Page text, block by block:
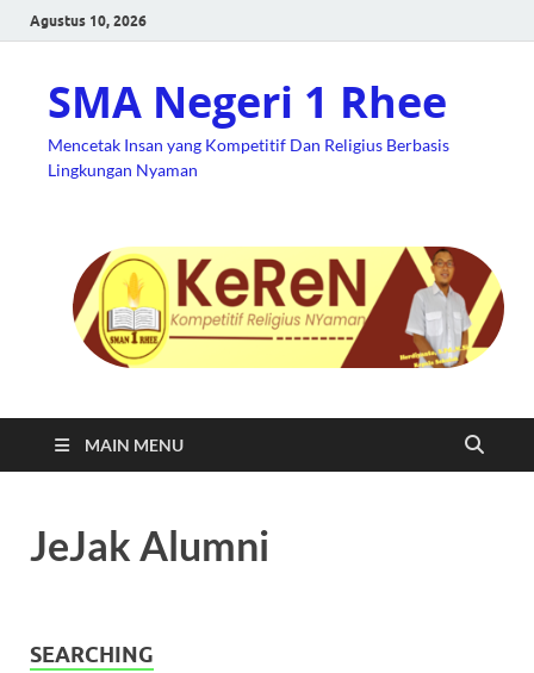
Agustus 10, 2026
SMA Negeri 1 Rhee
Mencetak Insan yang Kompetitif Dan Religius Berbasis
Lingkungan Nyaman
MAIN MENU
JeJak Alumni
SEARCHING